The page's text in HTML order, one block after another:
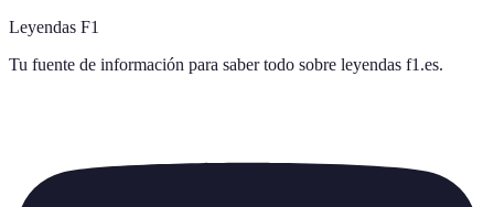
Leyendas F1
Tu fuente de información para saber todo sobre leyendas f1.es.